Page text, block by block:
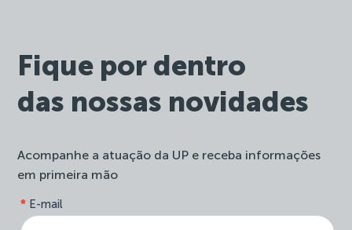
Fique por dentro
das nossas novidades
Acompanhe a atuação da UP e receba informações
em primeira mão
site-
E-mail
*
você